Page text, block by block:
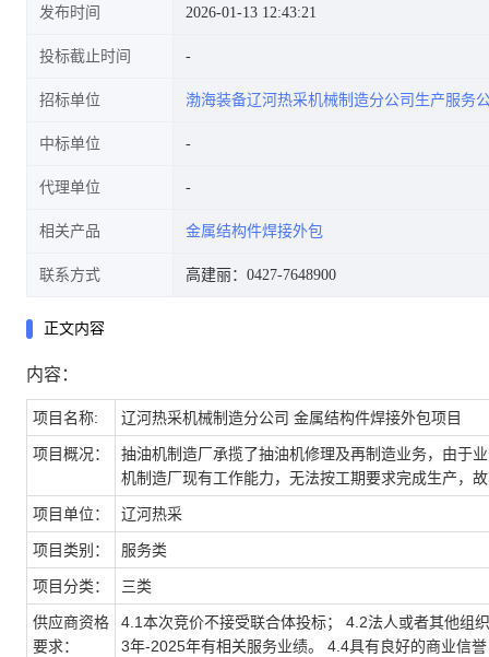
发布时间 2026-01-13 12:43:21
投标截止时间
招标单位 渤海装备辽河热采机械制造分公司生产服务
中标单位
代理单位
相关产品 金属结构件焊接外包
联系方式 高建丽：0427-7648900
正文内容
内容：
项目名称: 辽河热采机械制造分公司 金属结构件焊接外包项目
项目概况：
抽油机制造厂承揽了抽油机修理及再制造业务，由于
机制造厂现有工作能力，无法按工期要求完成生产，
项目单位： 辽河热采
项目类别： 服务类
项目分类： 三类
供应商资格
要求：
4.1本次竞价不接受联合体投标； 4.2法人或者其他组
3年-2025年有相关服务业绩。 4.4具有良好的商业信